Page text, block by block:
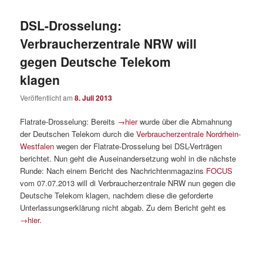
DSL-Drosselung:
Verbraucherzentrale NRW will
gegen Deutsche Telekom
klagen
Veröffentlicht am8. Juli 2013
Flatrate-Drosselung: Bereits →hierwurde über die Abmahnung
der Deutschen Telekom durch dieVerbraucherzentrale Nordrhein-
Westfalen wegen der Flatrate-Drosselung bei DSL-Verträgen
berichtet. Nun geht die Auseinandersetzung wohl in die nächste
Runde: Nach einem Bericht des Nachrichtenmagazins FOCUS
vom 07.07.2013 will di Verbraucherzentrale NRW nun gegen die
Deutsche Telekom klagen, nachdem diese die geforderte
Unterlassungserklärung nicht abgab. Zu dem Bericht geht es
→hier.